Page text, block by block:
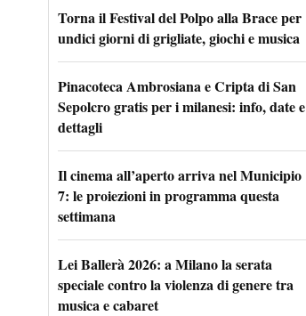
Torna il Festival del Polpo alla Brace per
undici giorni di grigliate, giochi e musica
Pinacoteca Ambrosiana e Cripta di San
Sepolcro gratis per i milanesi: info, date e
dettagli
Il cinema all’aperto arriva nel Municipio
7: le proiezioni in programma questa
settimana
Lei Ballerà 2026: a Milano la serata
speciale contro la violenza di genere tra
musica e cabaret